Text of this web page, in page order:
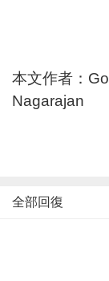
本文作者：
Nagarajan
全部回復